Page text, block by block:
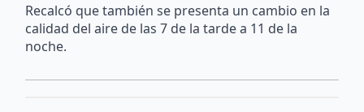
Recalcó que también se presenta un cambio en la
calidad del aire de las 7 de la tarde a 11 de la
noche.